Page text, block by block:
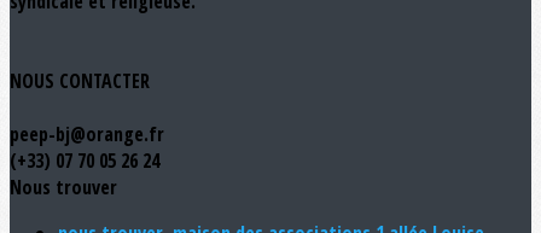
NOUS CONTACTER
peep-bj@orange.fr
(+33) 07 70 05 26 24
Nous trouver